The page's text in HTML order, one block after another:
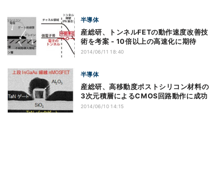
半導体
産総研、トンネルFETの動作速度改善技
術を考案 - 10倍以上の高速化に期待
2014/06/11 18:40
半導体
産総研、高移動度ポストシリコン材料の
3次元積層によるCMOS回路動作に成功
2014/06/10 14:15